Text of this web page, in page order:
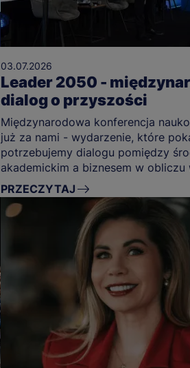
03.07.2026
Leader 2050 -
dialog o przyszości
Międzynarodowa konferencja
już za nami - wydarzenie, które
potrzebujemy dialogu pomiędzy
akademickim a biznesem w obliczu
przyszłości.
PRZECZYTAJ